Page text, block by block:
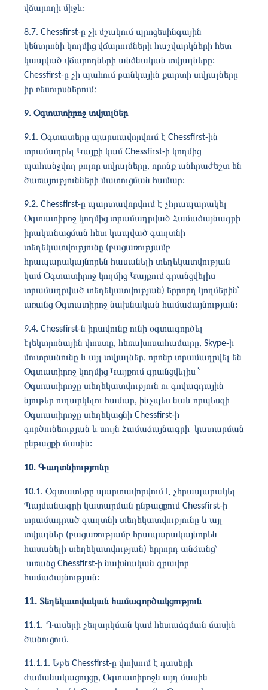
վճարողի միջև:
8.7. Chessfirst-ը չի մշակում պրոցեսինգային
կենտրոնի կողմից վճարումների հաշվարկների հետ
կապված վճարողների անձնական տվյալները:
Chessfirst-ը չի պահում բանկային քարտի տվյալները
իր ռեսուրսներում։
9. Օգտատիրոջ տվյալներ
9.1. Օգտատերը պարտավորվում է Chessfirst-ին
տրամադրել Կայքի կամ Chessfirst-ի կողմից
պահանջվող բոլոր տվյալները, որոնք անհրաժեշտ են
ծառայությունների մատուցման համար:
9.2. Chessfirst-ը պարտավորվում է չհրապարակել
Օգտատիրոջ կողմից տրամադրված Համաձայնագրի
իրականացման հետ կապված գաղտնի
տեղեկատվությունը (բացառությամբ
հրապարակայնորեն հասանելի տեղեկատվության
կամ Օգտատիրոջ կողմից Կայքում գրանցվելիս
տրամադրված տեղեկատվության) երրորդ կողմերին՝
առանց Օգտատիրոջ նախնական համաձայնության:
9.4. Chessfirst-ն իրավունք ունի օգտագործել
էլեկտրոնային փոստը, հեռախոսահամարը, Skype-ի
մուտքանունը և այլ տվյալներ, որոնք տրամադրվել են
Օգտատիրոջ կողմից Կայքում գրանցվելիս ՝
Օգտատիրոջը տեղեկատվություն ու գովազդային
նյութեր ուղարկելու համար, ինչպես նաև որպեսզի
Օգտատիրոջը տեղեկացնի Chessfirst-ի
գործունեության և սույն Համաձայնագրի կատարման
ընթացքի մասին:
10. Գաղտնիությունը
10.1. Օգտատերը պարտավորվում է չհրապարակել
Պայմանագրի կատարման ընթացքում Chessfirst-ի
տրամադրած գաղտնի տեղեկատվությունը և այլ
տվյալներ (բացառությամբ հրապարակայնորեն
հասանելի տեղեկատվության) երրորդ անձանց՝
առանց Chessfirst-ի նախնական գրավոր
համաձայնության:
11. Տեղեկատվական համագործակցություն
11.1. Դասերի չեղարկման կամ հետաձգման մասին
ծանուցում.
11.1.1. Եթե ​​Chessfirst-ը փոխում է դասերի
ժամանակացույցը, Օգտատիրոջն այդ մասին